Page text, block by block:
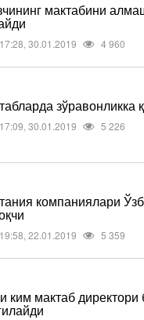
мактабини
17:28, 30.01.2019 4 960
зўравонликка
17:09, 30.01.2019 5 226
компаниялари
19:58, 22.01.2019 5 359
ким мактаб